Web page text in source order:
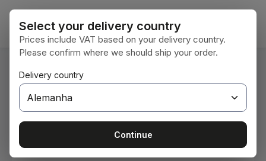
Ir para o conteúdo principal
Você está aqui: Home
Select your delivery country
Prices include VAT based on your delivery country.
Please confirm where we should ship your order.
Delivery country
Continue